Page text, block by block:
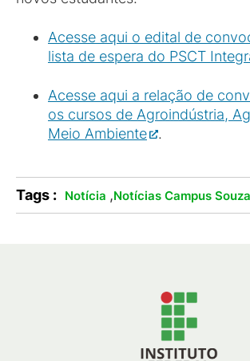
Acesse aqui o edital de
lista de espera do PSCT
Acesse aqui a relação de
os cursos de Agroindústria,
Meio Ambiente
.
Tags : Notícia ,Notícias Campus Souza